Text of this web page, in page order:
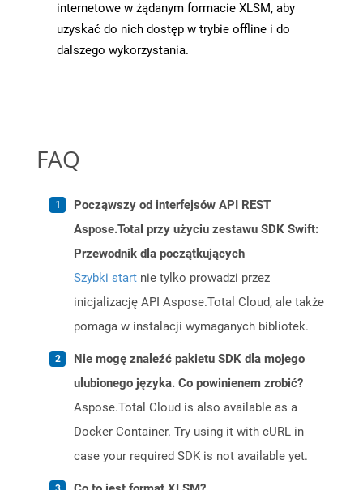
internetowe w żądanym formacie XLSM, aby
uzyskać do nich dostęp w trybie offline i do
dalszego wykorzystania.
FAQ
Począwszy od interfejsów API REST
Aspose.Total przy użyciu zestawu SDK Swift:
Przewodnik dla początkujących
Szybki start nie tylko prowadzi przez
inicjalizację API Aspose.Total Cloud, ale także
pomaga w instalacji wymaganych bibliotek.
Nie mogę znaleźć pakietu SDK dla mojego
ulubionego języka. Co powinienem zrobić?
Aspose.Total Cloud is also available as a
Docker Container. Try using it with cURL in
case your required SDK is not available yet.